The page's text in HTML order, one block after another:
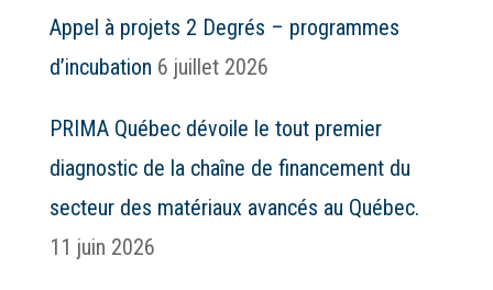
Appel à projets 2 Degrés – programmes
d’incubation 6 juillet 2026
PRIMA Québec dévoile le tout premier
diagnostic de la chaîne de financement du
secteur des matériaux avancés au Québec.
11 juin 2026